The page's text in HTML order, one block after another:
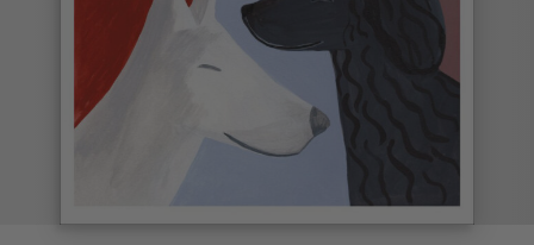
i pastelfarver
plakater
til sommerhuset
med kvinder